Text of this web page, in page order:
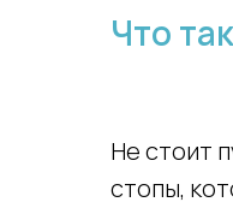
Что
Не стоит
стопы,